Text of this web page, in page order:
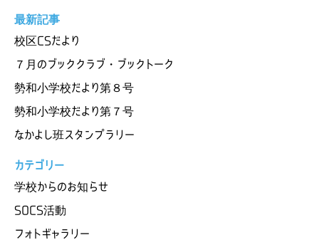
最新記事
校区CSだより
７月のブッククラブ・ブックトーク
勢和小学校だより第８号
勢和小学校だより第７号
なかよし班スタンプラリー
カテゴリー
学校からのお知らせ
SOCS活動
フォトギャラリー